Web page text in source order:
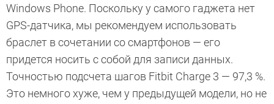
Windows Phone. Поскольку у самого гаджета нет
GPS-датчика, мы рекомендуем использовать
браслет в сочетании со смартфонов — его
придется носить с собой для записи данных.
Точностью подсчета шагов Fitbit Charge 3 — 97,3 %.
Это немного хуже, чем у предыдущей модели, но не